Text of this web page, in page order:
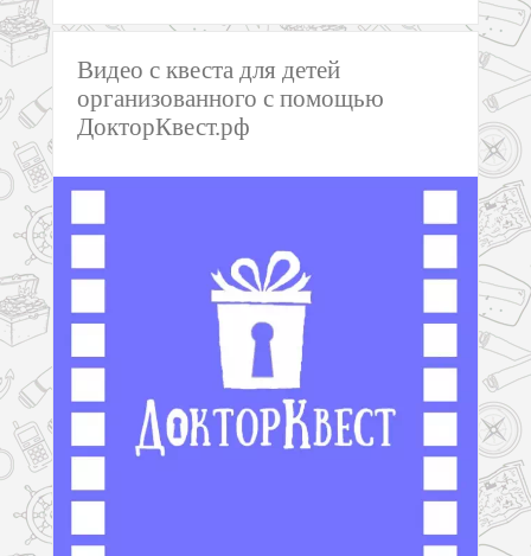
Видео с квеста для детей
организованного с помощью
ДокторКвест.рф